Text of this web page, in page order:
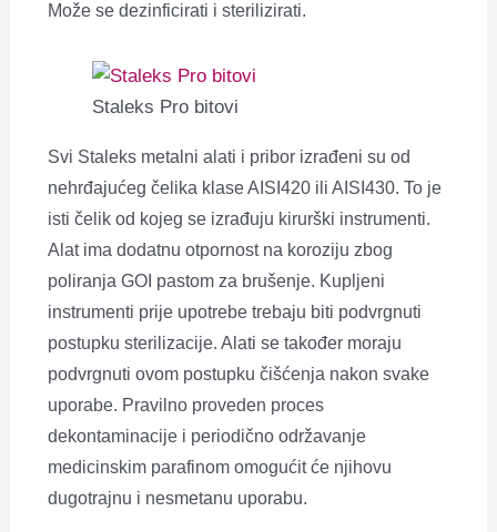
Može se dezinficirati i sterilizirati.
Staleks Pro bitovi
Svi Staleks metalni alati i pribor izrađeni su od
nehrđajućeg čelika klase AISI420 ili AISI430. To je
isti čelik od kojeg se izrađuju kirurški instrumenti.
Alat ima dodatnu otpornost na koroziju zbog
poliranja GOI pastom za brušenje. Kupljeni
instrumenti prije upotrebe trebaju biti podvrgnuti
postupku sterilizacije. Alati se također moraju
podvrgnuti ovom postupku čišćenja nakon svake
uporabe. Pravilno proveden proces
dekontaminacije i periodično održavanje
medicinskim parafinom omogućit će njihovu
dugotrajnu i nesmetanu uporabu.